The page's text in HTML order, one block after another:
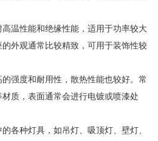
温性能和绝缘性能，适用于功率较大
外观通常比较精致，可用于装饰性较
强度和耐用性，散热性能也较好。常
质，表面通常会进行电镀或喷漆处
各种灯具，如吊灯、吸顶灯、壁灯、